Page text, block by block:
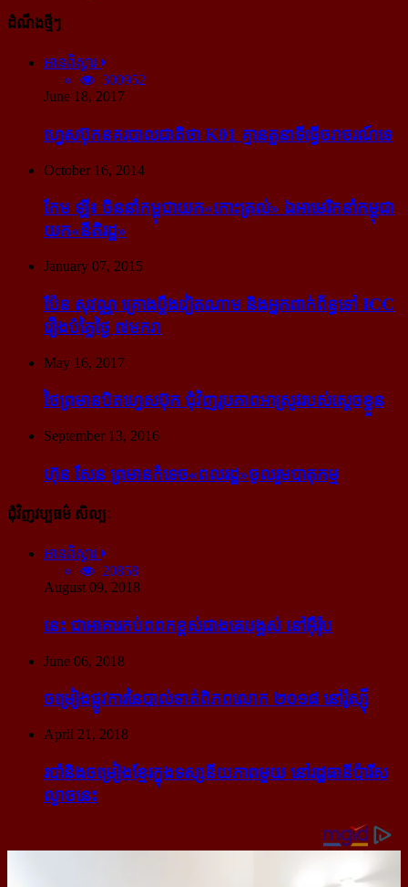
ដំណឹងថ្មីៗ
អានពិស្ដារ
300952
June 18, 2017
ហ្វេសប៊ុក​នគរបាល​ជាតិ​ថា K01 គ្មាន​តួនាទី​ធ្វើ​ចរាចរណ៍​ទេ
October 16, 2014
កែម ឡី៖ ចិន​នាំ​កម្ពុជា​យក​«កោះ​ត្រល់» ឯ​អាមេរិក​នាំ​កម្ពុជា​
យក​«នីតិរដ្ឋ»
January 07, 2015
ប៉ែន សុវណ្ណ គ្រោង​ប្តឹង​វៀតណាម និង​អ្នក​ពាក់​ព័ន្ធ​ទៅ ICC
រឿង​បំភ្លៃ​ថ្ងៃ ៧​មករា
May 16, 2017
ថៃ​ព្រមាន​បិត​ហ្វេសប៊ុក ជុំ​វិញ​រូបភាព​អាស្រូវ​របស់​ស្ដេច​ខ្លួន
September 13, 2016
ហ៊ុន សែន ព្រមាន​កំទេច​«ពលរដ្ឋ»​ចូលរួម​បាតុកម្ម
ជុំវិញវប្បធម៌ សិល្បៈ
អានពិស្ដារ
20858
August 09, 2018
នេះ ជា​អាគារ​កប់​ពពក​ខ្ពស់​ជាង​គេ​បង្អស់ នៅ​អ៊ឺរ៉ុប
June 06, 2018
ចម្រៀង​ផ្លូវការ​នៃ​បាល់ទាត់​ពិភពលោក ២០១៨ នៅ​រ៉ូស្ស៊ី
April 21, 2018
របាំ​និង​ចម្រៀង​ខ្មែរ​ក្នុង​ទស្សនីយភាព​មួយ នៅ​រដ្ឋធានី​ប៉ារីស​
ល្ងាច​នេះ